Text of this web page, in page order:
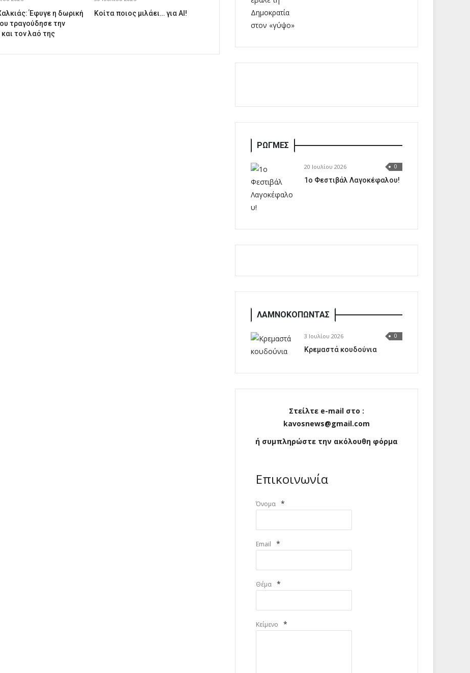
Έφυγε η δωρική
τραγούδησε την
τον λαό της
Κοίτα ποιος μιλάει… για AI!
ΡΩΓΜΕΣ
20 Ιουλίου 2026 0
1o Φεστιβάλ Λαγοκέφαλου!
ΛΑΜΝΟΚΟΠΩΝΤΑΣ
3 Ιουλίου 2026 0
Κρεμαστά κουδούνια
Στείλτε e-mail στο :
kavosnews@gmail.com
ή συμπληρώστε την ακόλουθη φόρμα
Επικοινωνία
Όνομα *
Email *
Θέμα *
Κείμενο *